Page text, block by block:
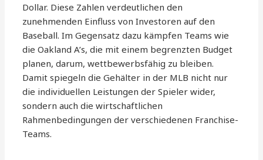
Dollar. Diese Zahlen verdeutlichen den
zunehmenden Einfluss von Investoren auf den
Baseball. Im Gegensatz dazu kämpfen Teams wie
die Oakland A’s, die mit einem begrenzten Budget
planen, darum, wettbewerbsfähig zu bleiben.
Damit spiegeln die Gehälter in der MLB nicht nur
die individuellen Leistungen der Spieler wider,
sondern auch die wirtschaftlichen
Rahmenbedingungen der verschiedenen Franchise-
Teams.